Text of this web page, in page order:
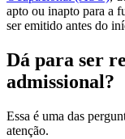
apto ou inapto para a
ser emitido antes do
Dá para ser
admissional?
Essa é uma das
atenção.